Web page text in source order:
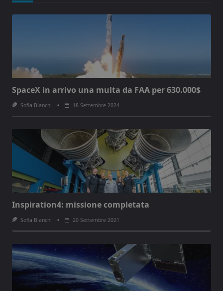
SpaceX in arrivo una multa da FAA per 630.000$
Sofia Bianchi 18 Settembre 2024
Inspiration4: missione completata
Sofia Bianchi 20 Settembre 2021